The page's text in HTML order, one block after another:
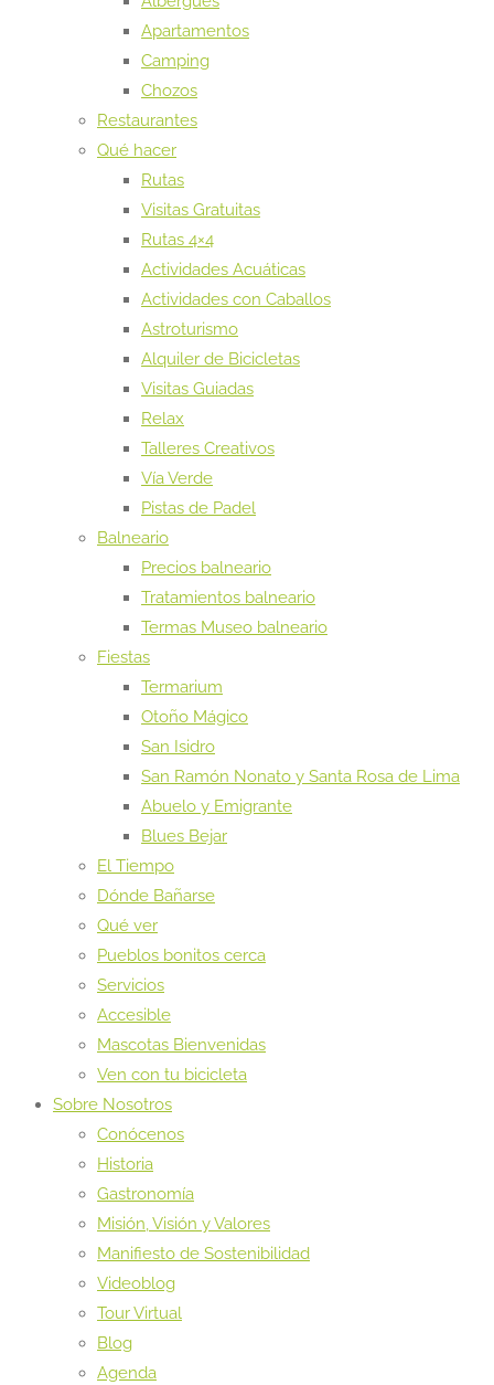
Apartamentos
Camping
Chozos
Restaurantes
Qué hacer
Rutas
Visitas Gratuitas
Rutas 4×4
Actividades Acuáticas
Actividades con Caballos
Astroturismo
Alquiler de Bicicletas
Visitas Guiadas
Relax
Talleres Creativos
Vía Verde
Pistas de Padel
Balneario
Precios balneario
Tratamientos balneario
Termas Museo balneario
Fiestas
Termarium
Otoño Mágico
San Isidro
San Ramón Nonato y Santa Rosa de Lima
Abuelo y Emigrante
Blues Bejar
El Tiempo
Dónde Bañarse
Qué ver
Pueblos bonitos cerca
Servicios
Accesible
Mascotas Bienvenidas
Ven con tu bicicleta
Sobre Nosotros
Conócenos
Historia
Gastronomía
Misión, Visión y Valores
Manifiesto de Sostenibilidad
Videoblog
Tour Virtual
Blog
Agenda